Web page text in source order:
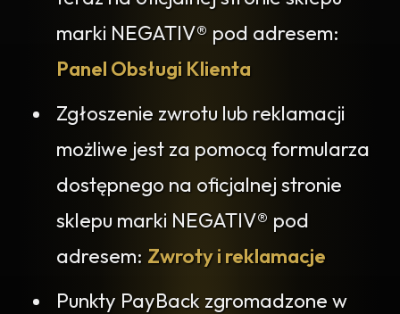
marki NEGATIV® pod adresem:
Panel Obsługi Klienta
Zgłoszenie zwrotu lub reklamacji
możliwe jest za pomocą formularza
dostępnego na oficjalnej stronie
sklepu marki NEGATIV® pod
adresem: Zwroty i reklamacje
Punkty PayBack zgromadzone w